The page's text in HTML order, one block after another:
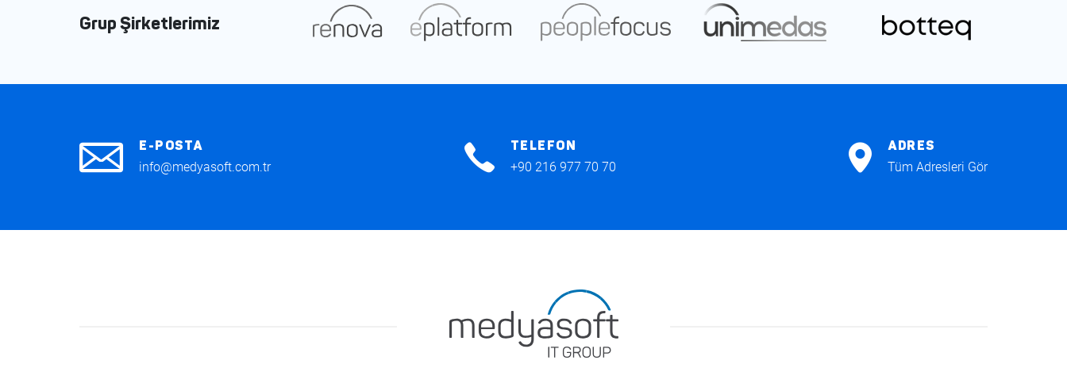
Grup Şirketlerimiz
E-POSTA
info@medyasoft.com.tr
TELEFON
+90 216 977 70 70
ADRES
Tüm Adresleri Gör